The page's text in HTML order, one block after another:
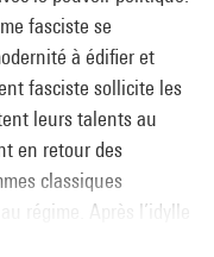
Goutnikov, Julie
fasciste se
à édifier et
fasciste sollicite les
leurs talents au
en retour des
classiques
régime. Après l’idylle
mariage de